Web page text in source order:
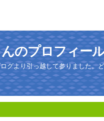
のプロフィー
グより引っ越して参りました